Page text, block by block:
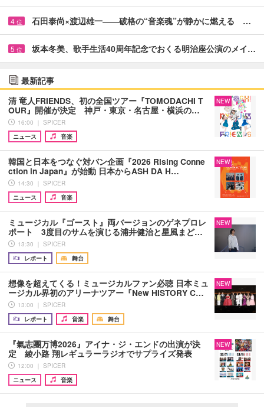
4 位 石田泰尚×渡辺雄一――破格の“音楽魂”が静かに燃える …
5 位 坂本冬美、歌手生活40周年記念でおくる明治座公演のメイ…
最新記事
清 竜人FRIENDS、初の全国ツアー『TOMODACHI T
OUR』開催が決定 神戸・東京・名古屋・横浜の…
16:00 ｜ SPICER
ニュース
音楽
NEW
韓国と日本をつなぐ対バン企画『2026 Rising Conne
ction in Japan』が始動 日本からASH DA H…
14:30 ｜ SPICER
ニュース
音楽
NEW
ミュージカル『ゴースト』両バージョンのゲネプロレ
ポート 3度目のサムを演じる浦井健治と星風まど…
13:30 ｜ SPICER
レポート
舞台
NEW
想像を超えてくる！ミュージカルファン必聴 日本ミュ
ージカル界初のアリーナツアー『New HISTORY C…
13:00 ｜ SPICER
レポート
音楽 舞台
NEW
『氣志團万博2026』アイナ・ジ・エンドの出演が決
定 綾小路 翔レギュラーラジオでサプライズ発表
12:00 ｜ SPICER
ニュース
音楽
NEW